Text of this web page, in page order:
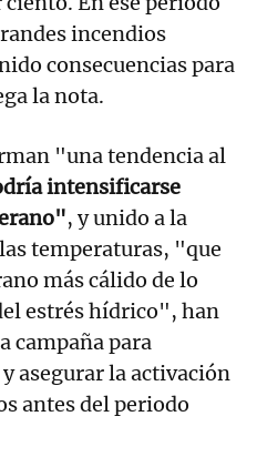
incendios
consecuencias para
la nota.
"una tendencia al
intensificarse
, y unido a la
temperaturas, "que
más cálido de lo
estrés hídrico", han
campaña para
asegurar la activación
antes del periodo